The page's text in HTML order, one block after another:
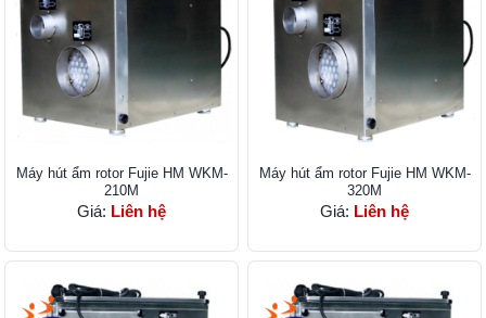
Máy hút ẩm rotor Fujie HM WKM-
210M
Giá: Liên hệ
Máy hút ẩm rotor Fujie HM WKM-
320M
Giá: Liên hệ